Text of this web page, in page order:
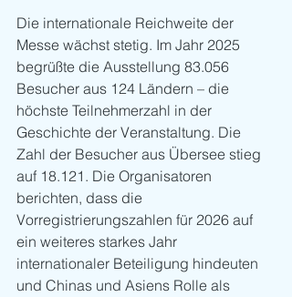
Die internationale Reichweite der
Messe wächst stetig. Im Jahr 2025
begrüßte die Ausstellung 83.056
Besucher aus 124 Ländern – die
höchste Teilnehmerzahl in der
Geschichte der Veranstaltung. Die
Zahl der Besucher aus Übersee stieg
auf 18.121. Die Organisatoren
berichten, dass die
Vorregistrierungszahlen für 2026 auf
ein weiteres starkes Jahr
internationaler Beteiligung hindeuten
und Chinas und Asiens Rolle als